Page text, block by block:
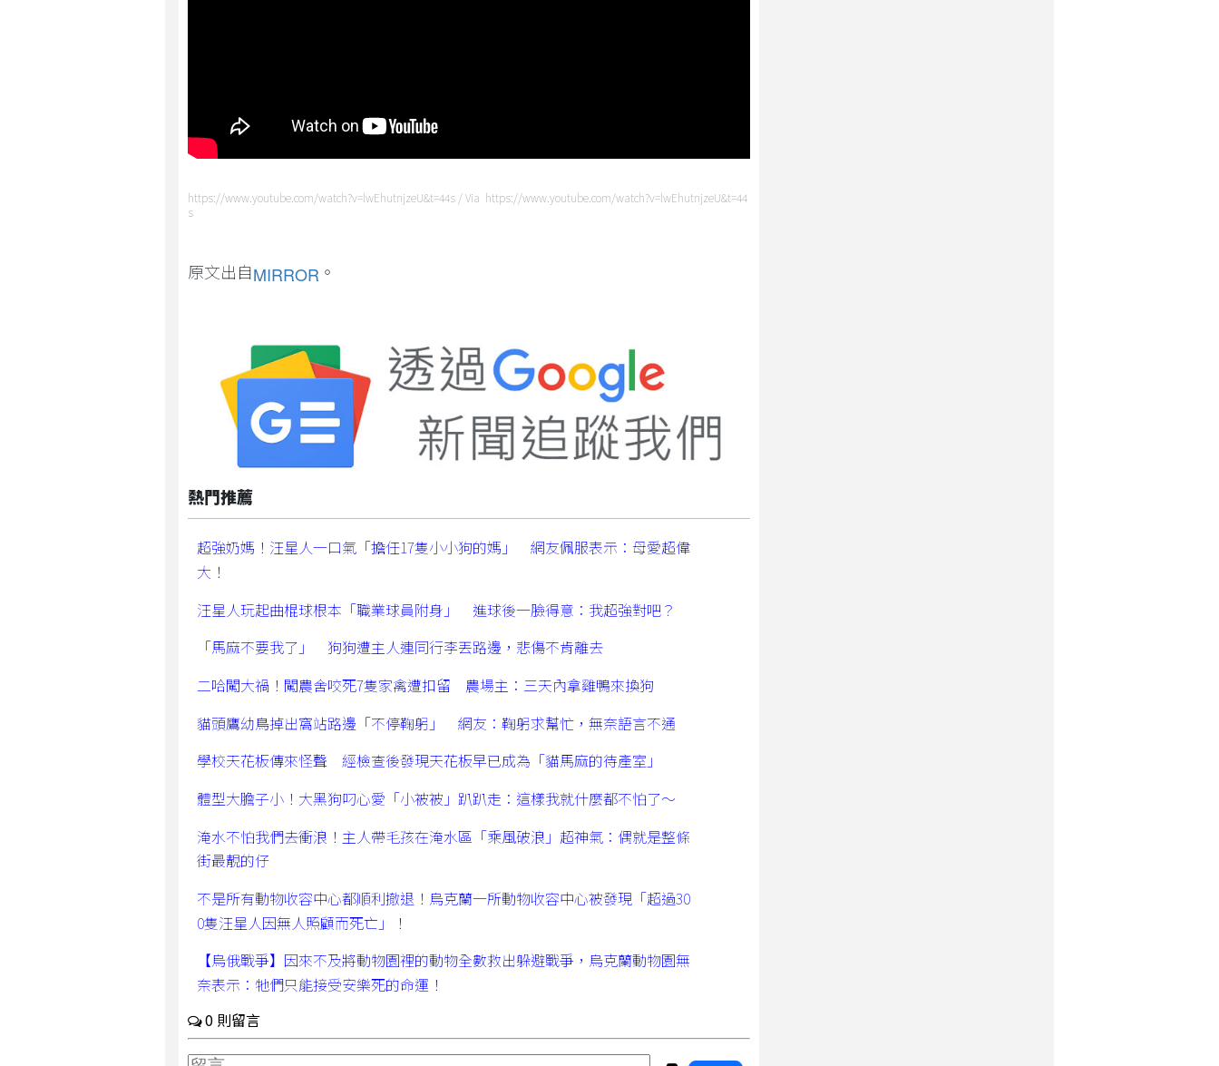
https://www.youtube.com/watch?v=lwEhutnjzeU&t=44s / Via https://www.youtube.com/watch?v=lwEhutnjzeU&t=44
s
原文出自MIRROR 。
熱門推薦
超強奶媽！汪星人一口氣「擔任17隻小小狗的媽」 網友佩服表示：母愛超偉
大！
汪星人玩起曲棍球根本「職業球員附身」 進球後一臉得意：我超強對吧？
「馬麻不要我了」 狗狗遭主人連同行李丟路邊，悲傷不肯離去
二哈闖大禍！闖農舍咬死7隻家禽遭扣留 農場主：三天內拿雞鴨來換狗
貓頭鷹幼鳥掉出窩站路邊「不停鞠躬」 網友：鞠躬求幫忙，無奈語言不通
學校天花板傳來怪聲 經檢查後發現天花板早已成為「貓馬麻的待產室」
體型大膽子小！大黑狗叼心愛「小被被」趴趴走：這樣我就什麼都不怕了～
淹水不怕我們去衝浪！主人帶毛孩在淹水區「乘風破浪」超神氣：偶就是整條
街最靚的仔
不是所有動物收容中心都順利撤退！烏克蘭一所動物收容中心被發現「超過30
0隻汪星人因無人照顧而死亡」！
【烏俄戰爭】因來不及將動物園裡的動物全數救出躲避戰爭，烏克蘭動物園無
奈表示：牠們只能接受安樂死的命運！